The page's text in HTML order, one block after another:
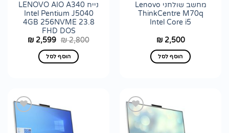
מחשב שולחני Lenovo
ThinkCentre M70q
Intel Core i5
₪2,500
הוסף לסל
נייח LENOVO AIO A340
Intel Pentium J5040
4GB 256NVME 23.8
FHD DOS
₪2,800
המחיר
המקורי
היה:
₪ 2,800.
₪ 2,599
המחיר
הוסף לסל